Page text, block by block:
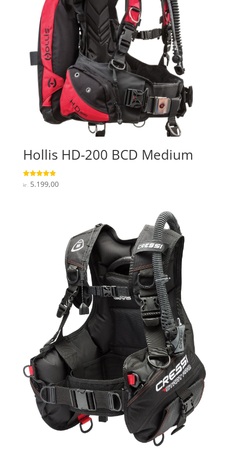
Hollis HD-200 BCD Medium
Vurderet
4.9
kr.5.199,00